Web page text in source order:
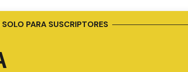
PARA SUSCRIPTORES